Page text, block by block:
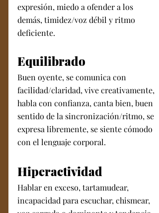
expresión, miedo a ofender a los
demás, timidez/voz débil y ritmo
deficiente.
Equilibrado
Buen oyente, se comunica con
facilidad/claridad, vive creativamente,
habla con confianza, canta bien, buen
sentido de la sincronización/ritmo, se
expresa libremente, se siente cómodo
con el lenguaje corporal.
Hiperactividad
Hablar en exceso, tartamudear,
incapacidad para escuchar, chismear,